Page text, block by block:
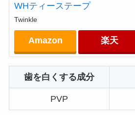
WHティーステープ
Twinkle
Amazon 楽天
歯を白くする成分
PVP